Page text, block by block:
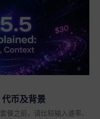
币及背景
餐之前，请比较输入速率、